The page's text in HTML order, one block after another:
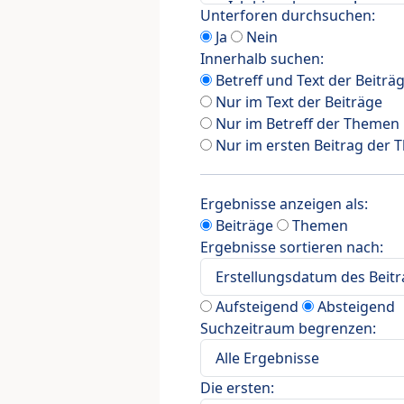
Unterforen durchsuchen:
Ja
Nein
Innerhalb suchen:
Betreff und Text der
Nur im Text der Beiträge
Nur im Betreff der Themen
Nur im ersten Beitrag der
Ergebnisse anzeigen als:
Beiträge
Themen
Ergebnisse sortieren nach:
Aufsteigend
Absteigend
Suchzeitraum begrenzen:
Die ersten: